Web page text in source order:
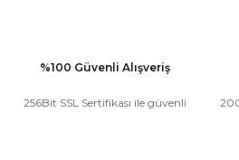
%100 Güvenli Alışveriş
256Bit SSL Sertifikası ile güvenli